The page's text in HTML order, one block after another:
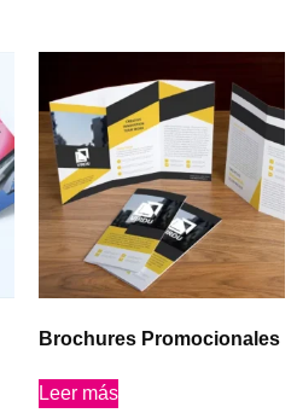
Brochures Promocionales
Leer más